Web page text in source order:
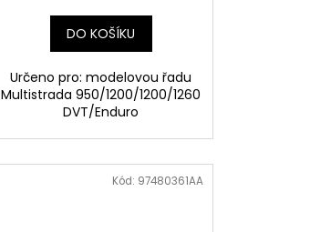
DO KOŠÍKU
Určeno pro: modelovou řadu
Multistrada 950/1200/1200/1260
DVT/Enduro
Kód: 97480361AA